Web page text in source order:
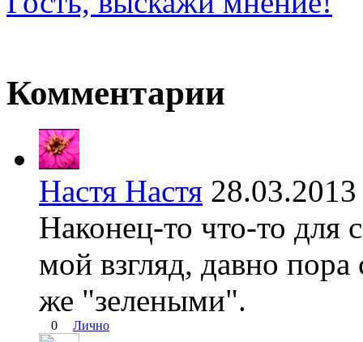
Комментарии
Настя Настя
Наконец-то что-то для
мой взгляд, давно пора
же "зелеными".
0 Лично